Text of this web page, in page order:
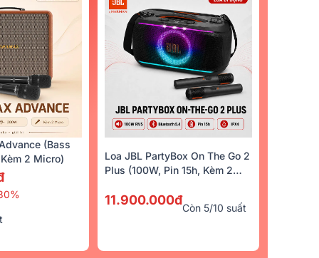
(Bass
2 Micro)
Loa JBL PartyBox On The Go 2
Plus (100W, Pin 15h, Kèm 2
11.900.000đ
Còn 5/10 suất